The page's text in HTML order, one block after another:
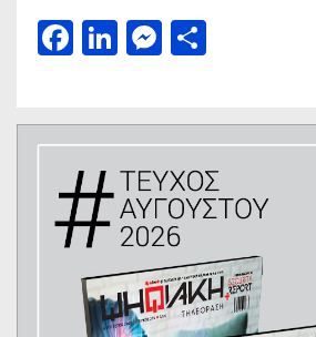
Facebook
LinkedIn
Messenger